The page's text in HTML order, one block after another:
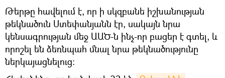
Թերթը հավելում է, որ ի սկզբանե իշխանության
թեկնածուն Ստեփանյանն էր, սակայն նրա
կենսագրության մեջ ԱԱԾ-ն ինչ-որ բացեր է գտել, և
որոշել են ձեռնպահ մնալ նրա թեկնածությունը
ներկայացնելուց: